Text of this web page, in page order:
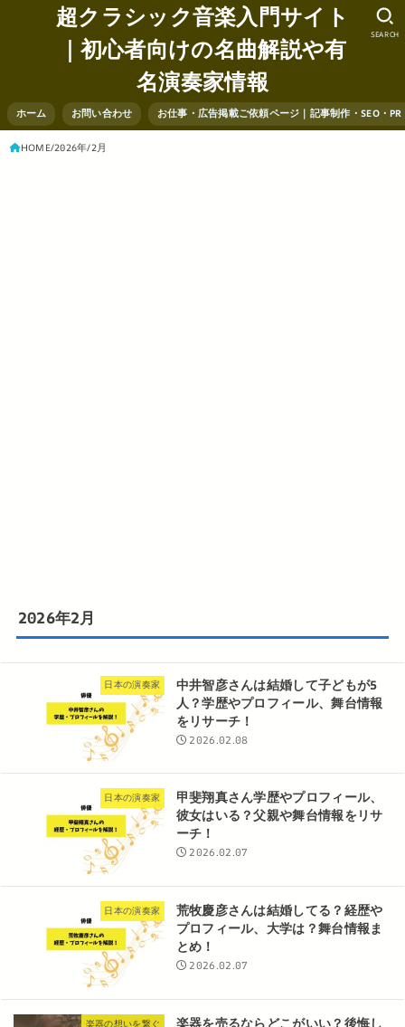
超クラシック音楽入門サイト
｜初心者向けの名曲解説や有
名演奏家情報
ホーム お問い合わせ お仕事・広告掲載ご依頼ページ｜記事制作・SEO・
SEARCH
HOME 2026年 2月
2026年2月
日本の演奏家
中井智彦さんは結婚して子どもが5
人？学歴やプロフィール、舞台情報
をリサーチ！
2026.02.08
日本の演奏家
甲斐翔真さん学歴やプロフィール、
彼女はいる？父親や舞台情報をリサ
ーチ！
2026.02.07
日本の演奏家
荒牧慶彦さんは結婚してる？経歴や
プロフィール、大学は？舞台情報ま
とめ！
2026.02.07
楽器の想いを繋ぐ
楽器を売るならどこがいい？後悔し